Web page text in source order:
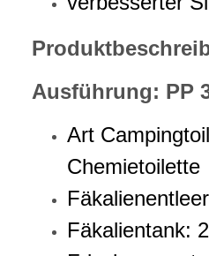
Ausführung: PP
Art
Chemietoilette
Fäkalientank: